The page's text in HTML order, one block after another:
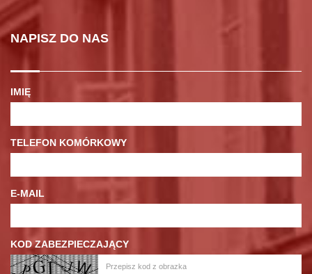
NAPISZ DO NAS
IMIĘ
TELEFON KOMÓRKOWY
E-MAIL
KOD ZABEZPIECZAJĄCY